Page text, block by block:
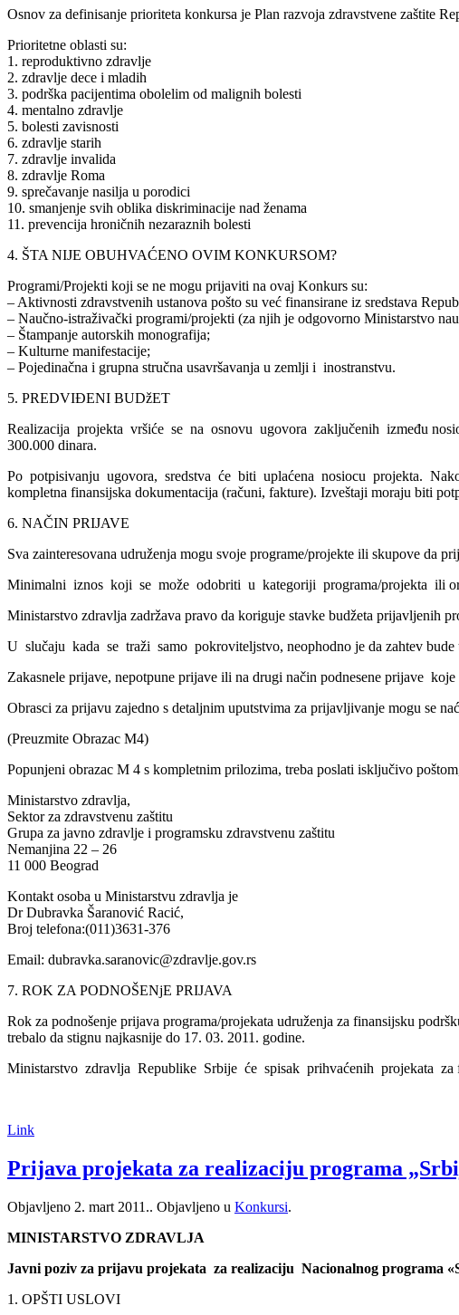
Osnov za definisanje prioriteta konkursa je Plan razvoja zdravstvene zaštite
Prioritetne oblasti su:
1. reproduktivno zdravlje
2. zdravlje dece i mladih
3. podrška pacijentima obolelim od malignih bolesti
4. mentalno zdravlje
5. bolesti zavisnosti
6. zdravlje starih
7. zdravlje invalida
8. zdravlje Roma
9. sprečavanje nasilja u porodici
10. smanjenje svih oblika diskriminacije nad ženama
11. prevencija hroničnih nezaraznih bolesti
4. ŠTA NIJE OBUHVAĆENO OVIM KONKURSOM?
Programi/Projekti koji se ne mogu prijaviti na ovaj Konkurs su:
– Aktivnosti zdravstvenih ustanova pošto su već finansirane iz sredstava
– Naučno-istraživački programi/projekti (za njih je odgovorno Ministarstvo
– Štampanje autorskih monografija;
– Kulturne manifestacije;
– Pojedinačna i grupna stručna usavršavanja u zemlji i inostranstvu.
5. PREDVIĐENI BUDžET
Realizacija projekta vršiće se na osnovu ugovora zaključenih između
300.000 dinara.
Po potpisivanju ugovora, sredstva će biti uplaćena nosiocu projekta.
kompletna finansijska dokumentacija (računi, fakture). Izveštaji moraju biti
6. NAČIN PRIJAVE
Sva zainteresovana udruženja mogu svoje programe/projekte ili skupove da
Minimalni iznos koji se može odobriti u kategoriji programa/projekta ili
Ministarstvo zdravlja zadržava pravo da koriguje stavke budžeta prijavljenih
U slučaju kada se traži samo pokroviteljstvo, neophodno je da zahtev
Zakasnele prijave, nepotpune prijave ili na drugi način podnesene prijave
Obrasci za prijavu zajedno s detaljnim uputstvima za prijavljivanje mogu se
(Preuzmite Obrazac M4)
Popunjeni obrazac M 4 s kompletnim prilozima, treba poslati isključivo
Ministarstvo zdravlja,
Sektor za zdravstvenu zaštitu
Grupa za javno zdravlje i programsku zdravstvenu zaštitu
Nemanjina 22 – 26
11 000 Beograd
Kontakt osoba u Ministarstvu zdravlja je
Dr Dubravka Šaranović Racić,
Broj telefona:(011)3631-376
Email: dubravka.saranovic@zdravlje.gov.rs
7. ROK ZA PODNOŠENjE PRIJAVA
Rok za podnošenje prijava programa/projekata udruženja za finansijsku
trebalo da stignu najkasnije do 17. 03. 2011. godine.
Ministarstvo zdravlja Republike Srbije će spisak prihvaćenih projekata za
Link
Prijava projekata za realizaciju programa
Objavljeno 2. mart 2011.. Objavljeno u Konkursi.
MINISTARSTVO ZDRAVLJA
Javni poziv za prijavu projekata za realizaciju Nacionalnog programa
1. OPŠTI USLOVI